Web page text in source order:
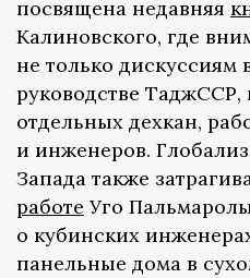
посвящена недавняя
Калиновского, где
не только дискуссиям
руководстве
отдельных дехкан,
и инженеров.
Запада также
работе Уго
о кубинских
панельные дома в